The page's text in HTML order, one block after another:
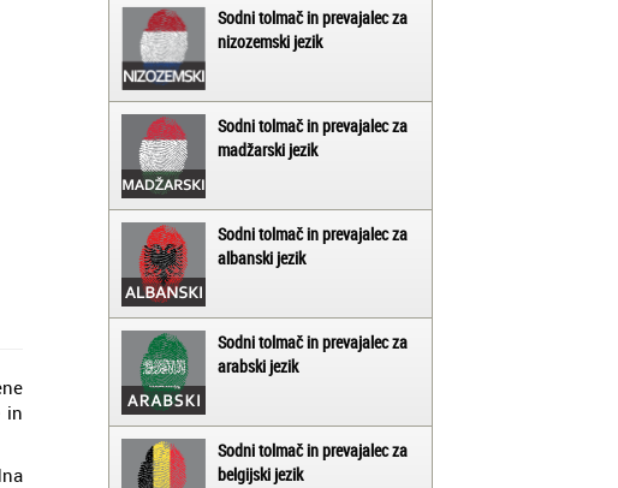
in
Sodni tolmač in prevajalec za
nizozemski jezik
Sodni tolmač in prevajalec za
madžarski jezik
Sodni tolmač in prevajalec za
albanski jezik
Sodni tolmač in prevajalec za
arabski jezik
Sodni tolmač in prevajalec za
belgijski jezik